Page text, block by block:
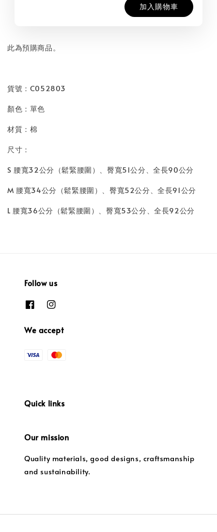
加入購物車
此為預購商品。
貨號：C052803
顏色：單色
材質：棉
尺寸：
S 腰寬32公分（鬆緊腰圍）、臀寬51公分、全長90公分
M 腰寬34公分（鬆緊腰圍）、臀寬52公分、全長91公分
L 腰寬36公分（鬆緊腰圍）、臀寬53公分、全長92公分
Follow us
We accept
Quick links
Our mission
Quality materials, good designs, craftsmanship
and sustainability.